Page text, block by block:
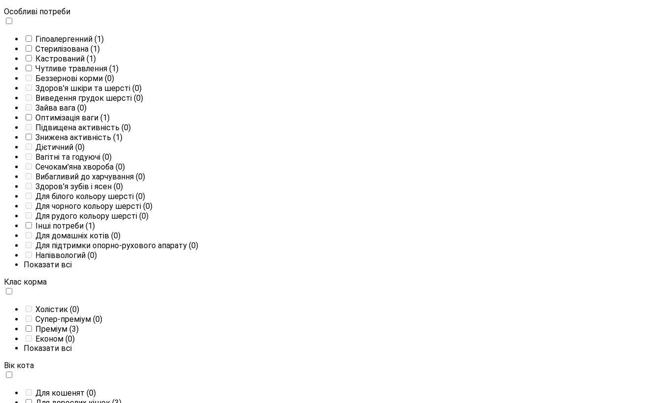
Особливі потреби
Гіпоалергенний (1)
Стерилізована (1)
Кастрований (1)
Чутливе травлення (1)
Беззернові корми (0)
Здоров'я шкіри та шерсті (0)
Виведення грудок шерсті (0)
Зайва вага (0)
Оптимізація ваги (1)
Підвищена активність (0)
Знижена активність (1)
Дієтичний (0)
Вагітні та годуючі (0)
Сечокам'яна хвороба (0)
Вибагливий до харчування (0)
Здоров'я зубів і ясен (0)
Для білого кольору шерсті (0)
Для чорного кольору шерсті (0)
Для рудого кольору шерсті (0)
Інші потреби (1)
Для домашніх котів (0)
Для підтримки опорно-рухового апарату (0)
Напіввологий (0)
Показати всі
Клас корма
Холістик (0)
Супер-преміум (0)
Преміум (3)
Економ (0)
Показати всі
Вік кота
Для кошенят (0)